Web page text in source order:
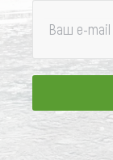
Ваш e-mail